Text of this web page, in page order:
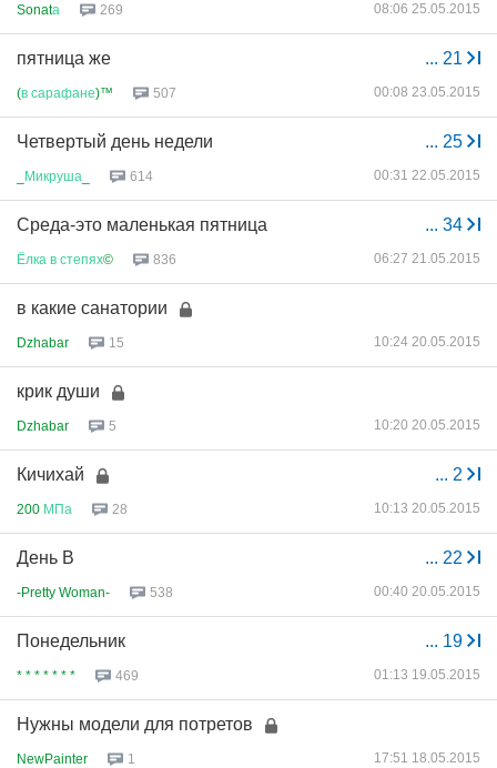
Sonatа 269 08:06 25.05.2015
... 21
пятница же
(в сарафане)™ 507 00:08 23.05.2015
... 25
Четвертый день недели
Микруша 614 00:31 22.05.2015
... 34
Среда-это маленькая пятница
Ёлка в степях© 836 06:27 21.05.2015
в какие санатории
Dzhabar 15 10:24 20.05.2015
крик души
Dzhabar 5 10:20 20.05.2015
... 2
Кичихай
200 МПа 28 10:13 20.05.2015
... 22
День В
-Pretty Woman- 538 00:40 20.05.2015
... 19
Понедельник
* * * * * * * 469 01:13 19.05.2015
Нужны модели для потретов
NewPainter 1 17:51 18.05.2015